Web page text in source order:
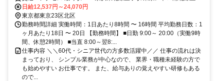
駅 徒歩３分
日給12,537円～24,070円
東京都東京23区北区
勤務時間詳細 実働時間：1日あたり8時間 〜 16時間 平均勤務日数：1
ヶ月あたり18日 〜 20日 【勤務時間】 ■日勤 9:00～ 20:00（実働9時
間、休憩2時間） ■当直 8:00～翌8:...
仕事内容 ＼＼60代・シニア世代の方多数活躍中／／ 仕事の流れは決
まっており、 シンプル業務が中心なので、 業界・職種未経験の方で
も始めやすい お仕事です。 また、給与ありの覚えやすい研修もある
ので...